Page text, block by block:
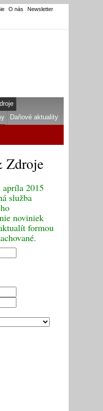
O nás Newsletter
Daňové aktuality
Zdroje
2015
služba
noviniek
formou